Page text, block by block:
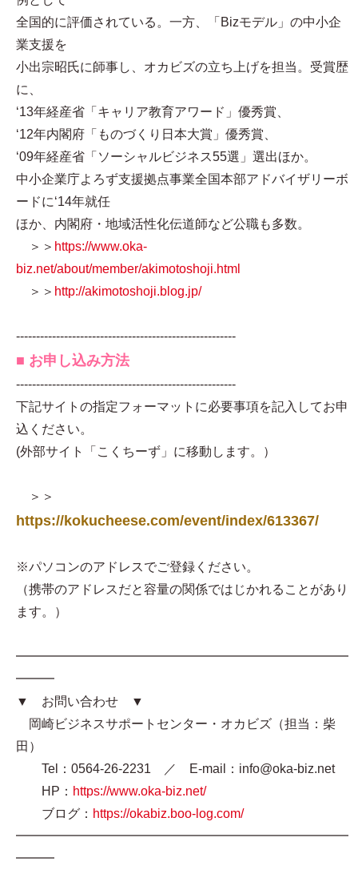
全国的に評価されている。一方、「Bizモデル」の中小企
業支援を
小出宗昭氏に師事し、オカビズの立ち上げを担当。受賞歴
に、
‘13年経産省「キャリア教育アワード」優秀賞、
‘12年内閣府「ものづくり日本大賞」優秀賞、
‘09年経産省「ソーシャルビジネス55選」選出ほか。
中小企業庁よろず支援拠点事業全国本部アドバイザリーボ
ードに‘14年就任
ほか、内閣府・地域活性化伝道師など公職も多数。
＞＞ https://www.oka-
biz.net/about/member/akimotoshoji.html
＞＞ http://akimotoshoji.blog.jp/
-------------------------------------------------------
■ お申し込み方法
-------------------------------------------------------
下記サイトの指定フォーマットに必要事項を記入してお申
込ください。
(外部サイト「こくちーず」に移動します。）
＞＞
https://kokucheese.com/event/index/613367/
※パソコンのアドレスでご登録ください。
（携帯のアドレスだと容量の関係ではじかれることがあり
ます。）
━━━━━━━━━━━━━━━━━━━━━━━━━━
━━━
▼ お問い合わせ ▼
岡崎ビジネスサポートセンター・オカビズ（担当：柴
田）
Tel：0564-26-2231 ／ E-mail：info@oka-biz.net
HP： https://www.oka-biz.net/
ブログ： https://okabiz.boo-log.com/
━━━━━━━━━━━━━━━━━━━━━━━━━━
━━━